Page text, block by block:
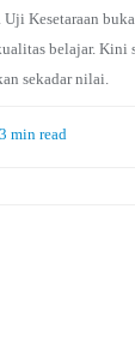
Kesetaraan
belajar. Kini
sekadar nilai.
3 min read